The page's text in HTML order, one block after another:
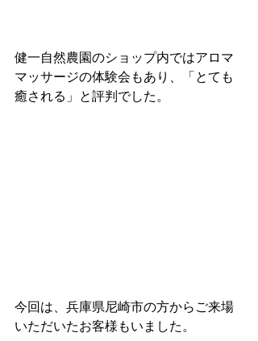
健一自然農園のショップ内ではアロマ
マッサージの体験会もあり、「とても
癒される」と評判でした。
今回は、兵庫県尼崎市の方からご来場
いただいたお客様もいました。